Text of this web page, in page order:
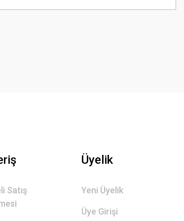
Satış
Üyelik
Yeni Üyelik
Üye Girişi